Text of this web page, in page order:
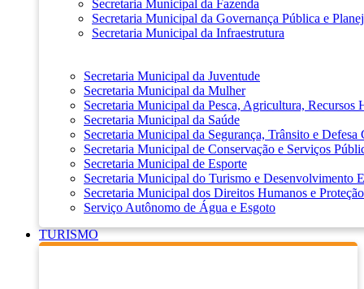
Secretaria Municipal da Fazenda
Secretaria Municipal da Governança Pública e
Secretaria Municipal da Infraestrutura
Secretaria Municipal da Juventude
Secretaria Municipal da Mulher
Secretaria Municipal da Pesca, Agricultura, Recursos
Secretaria Municipal da Saúde
Secretaria Municipal da Segurança, Trânsito e Defesa
Secretaria Municipal de Conservação e Serviços
Secretaria Municipal de Esporte
Secretaria Municipal do Turismo e Desenvolvimento
Secretaria Municipal dos Direitos Humanos e
Serviço Autônomo de Água e Esgoto
TURISMO